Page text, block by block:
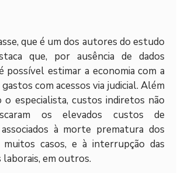
que é um dos autores do estudo
que, por ausência de dados
possível estimar a economia com a
com acessos via judicial. Além
o especialista, custos indiretos não
os elevados custos de
à morte prematura dos
muitos casos, e à interrupção das
laborais, em outros.